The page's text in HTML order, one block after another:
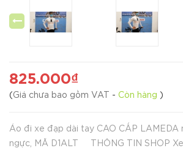
825.000₫
( Giá chưa bao gồm VAT - Còn hàng )
Áo đi xe đạp dài tay CAO CẤP LAMEDA
ngực, MÃ D1ALT THÔNG TIN SHOP